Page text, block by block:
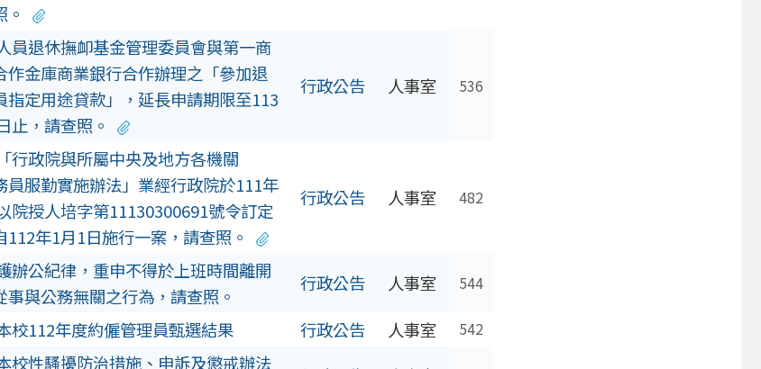
員退休撫卹基金管理委員會與第一商
作金庫商業銀行合作辦理之「參加退
指定用途貸款」，延長申請期限至113
止，請查照。
行政公告 人事室 536
行政院與所屬中央及地方各機關
員服勤實施辦法」業經行政院於111年
院授人培字第11130300691號令訂定
112年1月1日施行一案，請查照。
行政公告 人事室 482
辦公紀律，重申不得於上班時間離開
事與公務無關之行為，請查照。
行政公告 人事室 544
校112年度約僱管理員甄選結果 行政公告 人事室 542
校性騷擾防治措施、申訴及懲戒辦法